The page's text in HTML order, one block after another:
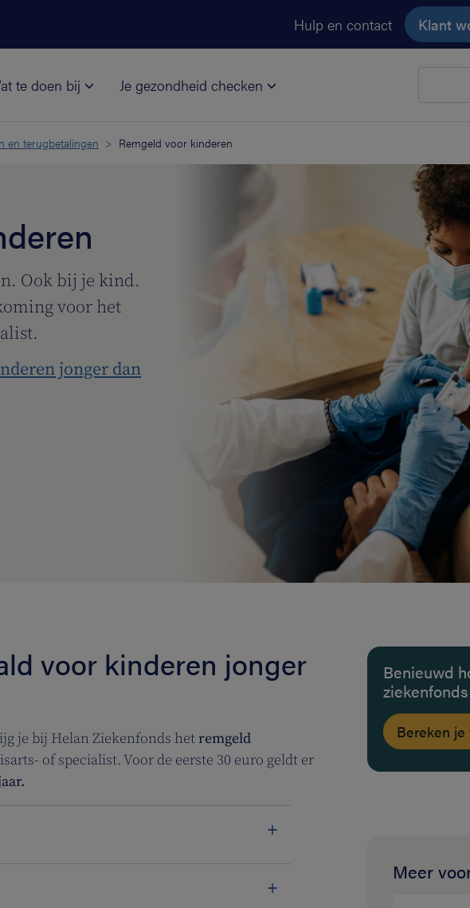
Hulp en contact Klant
te doen bij Je gezondheid checken
en terugbetalingen Remgeld voor kinderen
Ook bij je kind.
voor het
jonger dan
voor kinderen jonger
je bij Helan Ziekenfonds hetremgeld
of specialist. Voor de eerste 30 euro geldt er
Benieuwd
Bereken je
Meer